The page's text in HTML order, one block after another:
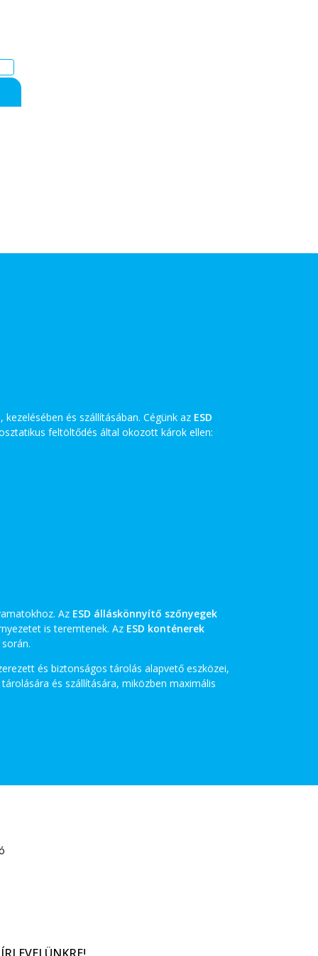
és szállításában. Cégünk az ESD
feltöltődés által okozott károk ellen:
Az ESD álláskönnyítő szőnyegek
is teremtenek. Az ESD konténerek
és biztonságos tárolás alapvető eszközei,
és szállítására, miközben maximális